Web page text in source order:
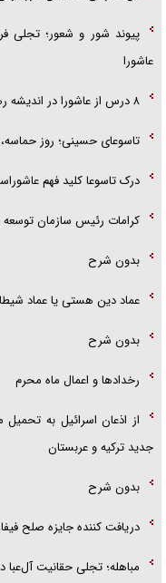
پیوند شور و شعور؛ تجلی
عاشورا
۸ درس از عاشورا در اندیشه رهبر شهید انقلاب اسلامی
تاسوعای حسینی؛ روز حماسه،
درک تاسوعا کلید فهم
کرامات رئیس سازمان
بدون شرح
عماد دین هستی یا عماد
بدون شرح
رخداد‌ها و اعمال ماه محرم
از اذعان اسرائیل به تحمیل
جدید ترکیه و عربستان
بدون شرح
دریافت کننده جایزه صلح
مباهله؛ تجلی حقانیت آل‌عبا